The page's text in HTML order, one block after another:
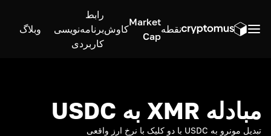
نقطه
Market
Cap
کاوش
رابط
برنامه‌نویسی
کاربردی
وبلاگ
مبادله XMR به USDC
تبدیل مونرو به USDC با دو کلیک با نرخ ارز واقعی